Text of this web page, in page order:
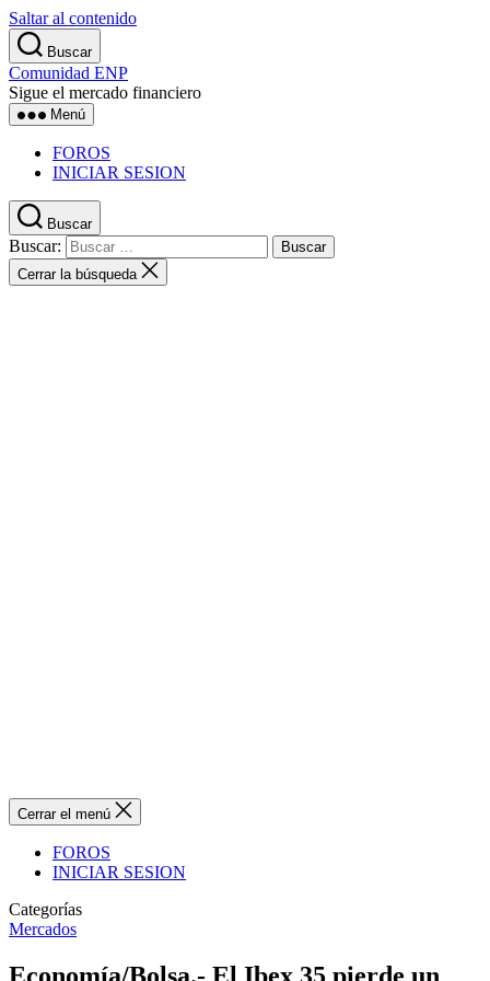
Saltar al contenido
Buscar
Comunidad ENP
Sigue el mercado financiero
Menú
FOROS
INICIAR SESION
Buscar
Buscar:
Cerrar la búsqueda
Cerrar el menú
FOROS
INICIAR SESION
Categorías
Mercados